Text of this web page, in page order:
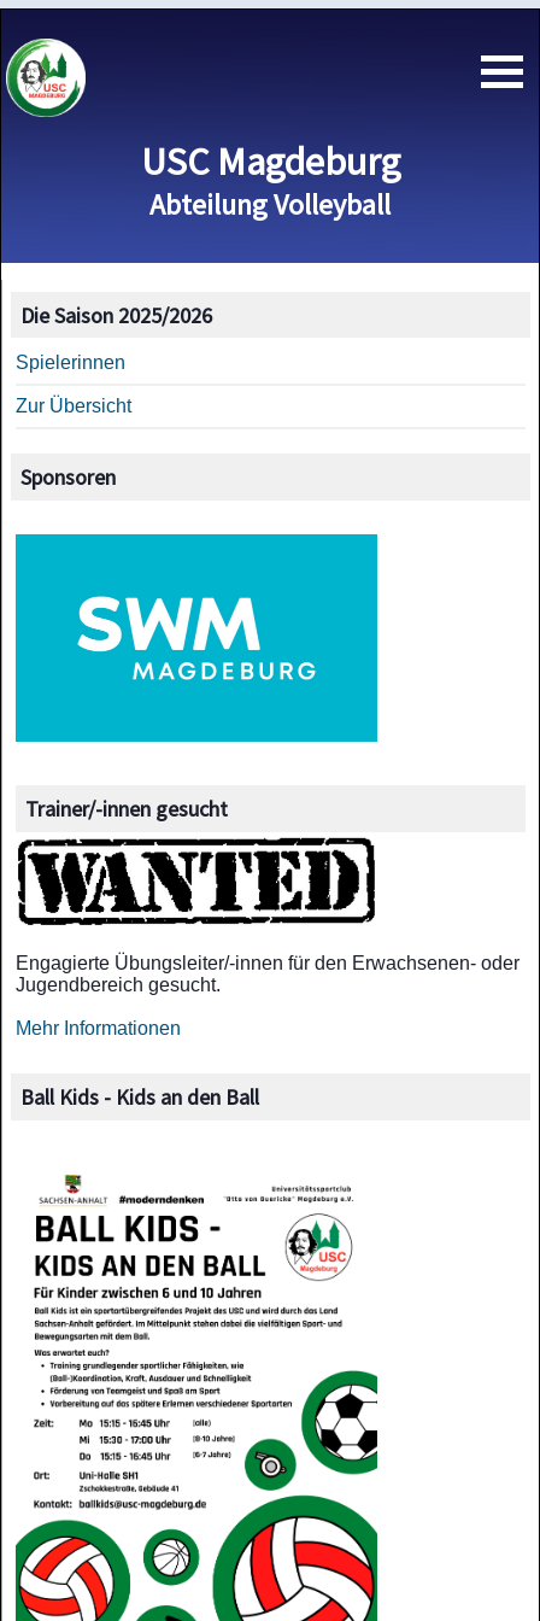
USC Magdeburg
Abteilung Volleyball
Die Saison 2025/2026
Spielerinnen
Zur Übersicht
Sponsoren
Trainer/-innen gesucht
Engagierte Übungsleiter/-innen für den Erwachsenen- oder
Jugendbereich gesucht.
Mehr Informationen
Ball Kids - Kids an den Ball